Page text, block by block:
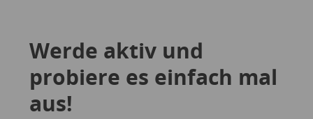
Werde aktiv und
probiere es einfach mal
aus!